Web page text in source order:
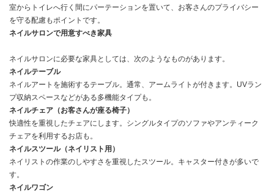
室からトイレへ行く間にパーテーションを置いて、お客さんのプライバシー
を守る配慮もポイントです。
ネイルサロンで用意すべき家具
ネイルサロンに必要な家具としては、次のようなものがあります。
ネイルテーブル
ネイルアートを施術するテーブル。通常、アームライトが付きます。UVラン
プ収納スペースなどがある多機能タイプも。
ネイルチェア（お客さんが座る椅子）
快適性を重視したチェアにします。シングルタイプのソファやアンティーク
チェアを利用するお店も。
ネイルスツール（ネイリスト用）
ネイリストの作業のしやすさを重視したスツール。キャスター付きが多いで
す。
ネイルワゴン